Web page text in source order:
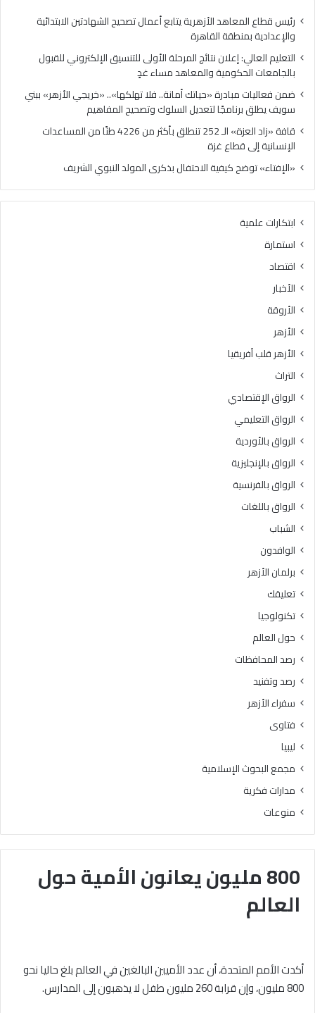
800 مليون يعانون الأمية حول
العالم
أكدت الأمم المتحدة، أن عدد الأميين البالغين في العالم بلغ حاليا نحو
800 مليون، وإن قرابة 260 مليون طفل لا يذهبون إلى المدارس.
غدٍ رئيس قطاع المعاهد الأزهرية يتابع أعمال تصحيح الشهادتين الابتدائية
والإعدادية بمنطقة القاهرة
التعليم العالي: إعلان نتائج المرحلة الأولى للتنسيق الإلكتروني للقبول
بالجامعات الحكومية والمعاهد مساء غدٍ
ضمن فعاليات مبادرة «حياتك أمانة.. فلا تهلكها».. «خريجي الأزهر» ببني
سويف يطلق برنامجًا لتعديل السلوك وتصحيح المفاهيم
قافة «زاد العزة» الـ 252 تنطلق بأكثر من 4226 طنًا من المساعدات
الإنسانية إلى قطاع غزة
«الإفتاء» توضح كيفية الاحتفال بذكرى المولد النبوي الشريف
ابتكارات علمية
استمارة
اقتصاد
الأخبار
الأروقة
الأزهر
الأزهر قلب أفريقيا
التراث
الرواق الإقتصادي
الرواق التعليمي
الرواق بالأوردية
الرواق بالإنجليزية
الرواق بالفرنسية
الرواق باللغات
الشباب
الوافدون
برلمان الأزهر
تعليقك
تكنولوجيا
حول العالم
رصد المحافظات
رصد وتفنيد
سفراء الأزهر
فتاوى
ليبيا
مجمع البحوث الإسلامية
مدارات فكرية
منوعات